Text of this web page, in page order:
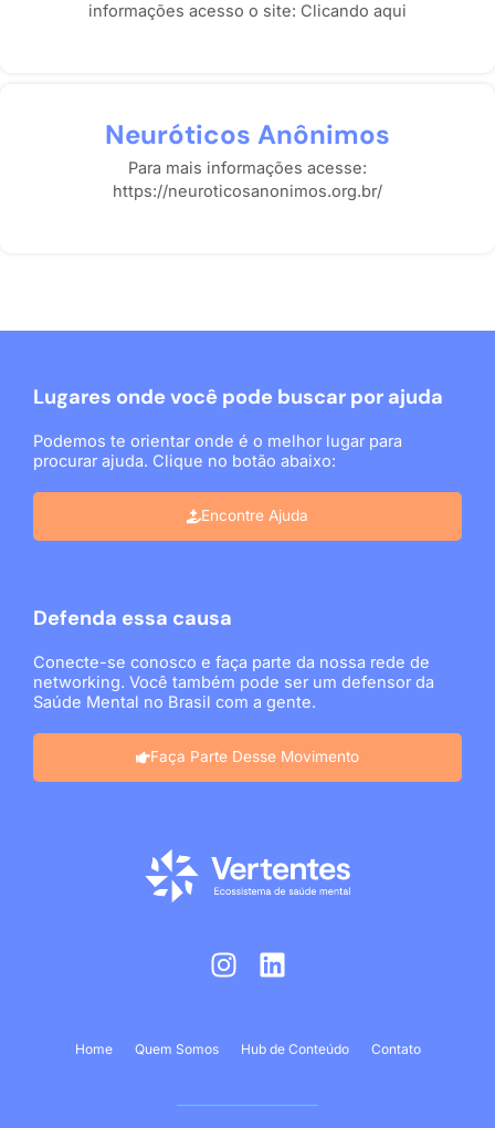
informações acesso o site: Clicando aqui
Neuróticos Anônimos
Para mais informações acesse:
https://neuroticosanonimos.org.br/
Lugares onde você pode buscar por ajuda
Podemos te orientar onde é o melhor lugar para
procurar ajuda. Clique no botão abaixo:
Encontre Ajuda
Defenda essa causa
Conecte-se conosco e faça parte da nossa rede de
networking. Você também pode ser um defensor da
Saúde Mental no Brasil com a gente.
Faça Parte Desse Movimento
I
n
L
i
k
e
Home Quem Somos Hub de Conteúdo Contato